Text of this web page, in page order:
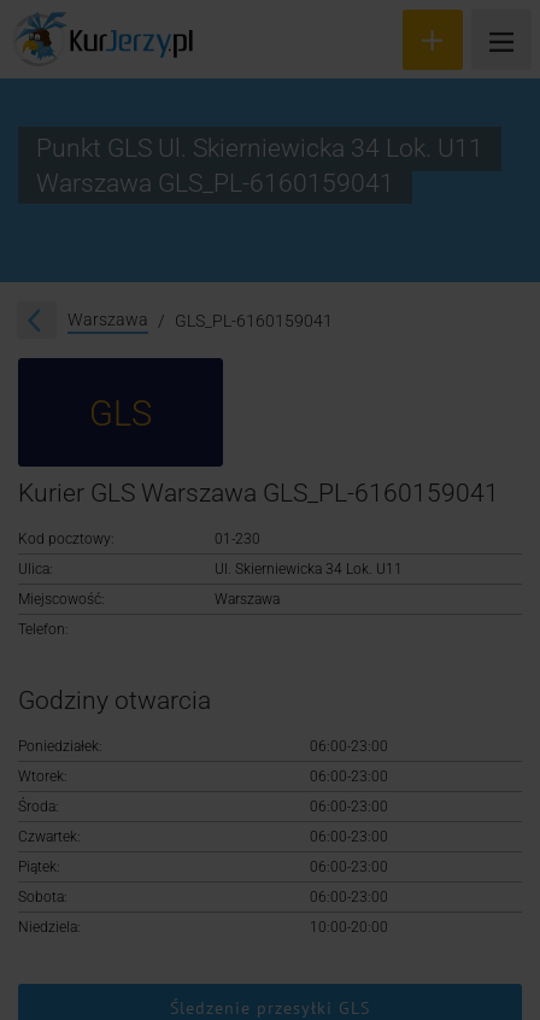
Śledzenie przesyłki
Logowanie
Punkt GLS Ul. Skierniewicka 34 Lok. U11
Warszawa GLS_PL-6160159041
Warszawa GLS_PL-6160159041
GLS
Kurier GLS Warszawa GLS_PL-6160159041
Kod pocztowy:
01-230
Ulica:
Ul. Skierniewicka 34 Lok. U11
Miejscowość:
Warszawa
Telefon:
Godziny otwarcia
Poniedziałek:
06:00-23:00
Wtorek:
06:00-23:00
Środa:
06:00-23:00
Czwartek:
06:00-23:00
Piątek:
06:00-23:00
Sobota:
06:00-23:00
Niedziela:
10:00-20:00
Śledzenie przesyłki GLS